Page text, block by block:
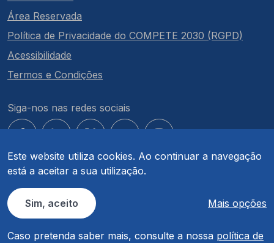
Este website utiliza cookies. Ao continuar a navegação
está a aceitar a sua utilização.
Sim, aceito Mais opções
Caso pretenda saber mais, consulte a nossa política de
Área Reservada
Política de Privacidade do COMPETE 2030 (RGPD)
Acessibilidade
Termos e Condições
Siga-nos nas redes sociais
© COMPETE 2030. Todos os direitos reservados.